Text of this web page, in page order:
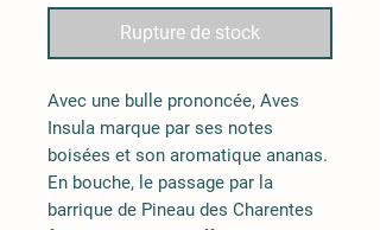
Rupture de stock
Avec une bulle prononcée, Aves
Insula marque par ses notes
boisées et son aromatique ananas.
En bouche, le passage par la
barrique de Pineau des Charentes